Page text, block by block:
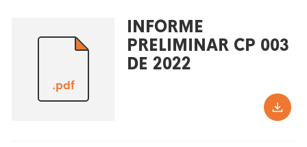
.pdf
INFORME
PRELIMINAR CP 003
DE 2022